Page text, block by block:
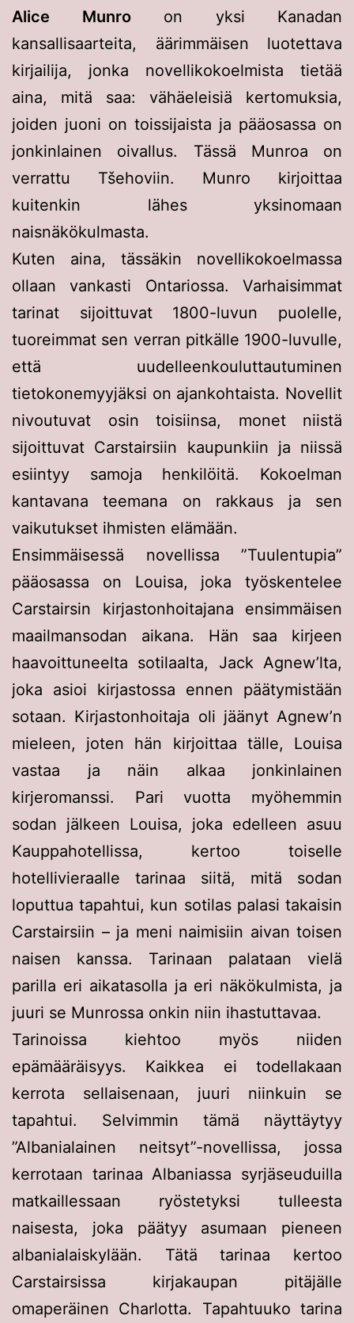
Alice Munroon yksi Kanadan
kansallisaarteita, äärimmäisen luotettava
kirjailija, jonka novellikokoelmista tietää
aina, mitä saa: vähäeleisiä kertomuksia,
joiden juoni on toissijaista ja pääosassa on
jonkinlainen oivallus. Tässä Munroa on
verrattu Tšehoviin. Munro kirjoittaa
kuitenkin lähes yksinomaan
naisnäkökulmasta.
Kuten aina, tässäkin novellikokoelmassa
ollaan vankasti Ontariossa. Varhaisimmat
tarinat sijoittuvat 1800-luvun puolelle,
tuoreimmat sen verran pitkälle 1900-luvulle,
että uudelleenkouluttautuminen
tietokonemyyjäksi on ajankohtaista. Novellit
nivoutuvat osin toisiinsa, monet niistä
sijoittuvat Carstairsiin kaupunkiin ja niissä
esiintyy samoja henkilöitä. Kokoelman
kantavana teemana on rakkaus ja sen
vaikutukset ihmisten elämään.
Ensimmäisessä novellissa ”Tuulentupia”
pääosassa on Louisa, joka työskentelee
Carstairsin kirjastonhoitajana ensimmäisen
maailmansodan aikana. Hän saa kirjeen
haavoittuneelta sotilaalta, Jack Agnew’lta,
joka asioi kirjastossa ennen päätymistään
sotaan. Kirjastonhoitaja oli jäänyt Agnew’n
mieleen, joten hän kirjoittaa tälle, Louisa
vastaa ja näin alkaa jonkinlainen
kirjeromanssi. Pari vuotta myöhemmin
sodan jälkeen Louisa, joka edelleen asuu
Kauppahotellissa, kertoo toiselle
hotellivieraalle tarinaa siitä, mitä sodan
loputtua tapahtui, kun sotilas palasi takaisin
Carstairsiin – ja meni naimisiin aivan toisen
naisen kanssa. Tarinaan palataan vielä
parilla eri aikatasolla ja eri näkökulmista, ja
juuri se Munrossa onkin niin ihastuttavaa.
Tarinoissa kiehtoo myös niiden
epämääräisyys. Kaikkea ei todellakaan
kerrota sellaisenaan, juuri niinkuin se
tapahtui. Selvimmin tämä näyttäytyy
”Albanialainen neitsyt”-novellissa, jossa
kerrotaan tarinaa Albaniassa syrjäseuduilla
matkaillessaan ryöstetyksi tulleesta
naisesta, joka päätyy asumaan pieneen
albanialaiskylään. Tätä tarinaa kertoo
Carstairsissa kirjakaupan pitäjälle
omaperäinen Charlotta. Tapahtuuko tarina